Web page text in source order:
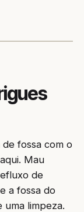
de fossa com o
Mau
de
a fossa do
limpeza.